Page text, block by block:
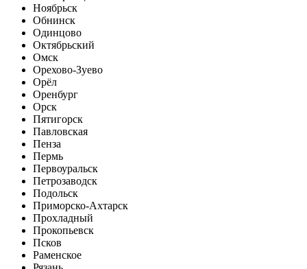
Ноябрьск
Обнинск
Одинцово
Октябрьский
Омск
Орехово-Зуево
Орёл
Оренбург
Орск
Пятигорск
Павловская
Пенза
Пермь
Первоуральск
Петрозаводск
Подольск
Приморско-Ахтарск
Прохладный
Прокопьевск
Псков
Раменское